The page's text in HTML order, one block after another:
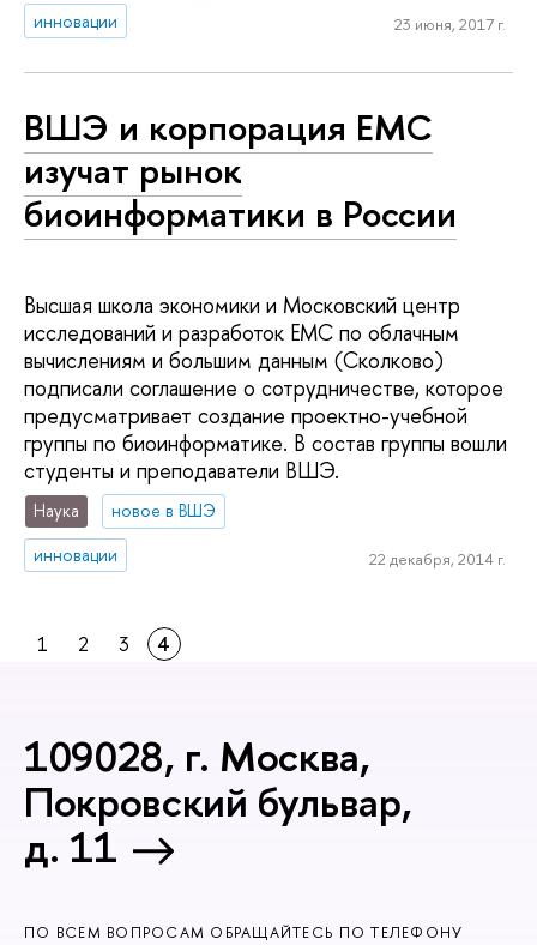
инновации
23 июня, 2017 г.
ВШЭ и корпорация EMC
изучат рынок
биоинформатики в России
Высшая школа экономики и Московский центр
исследований и разработок ЕМС по облачным
вычислениям и большим данным (Сколково)
подписали соглашение о сотрудничестве, которое
предусматривает создание проектно-учебной
группы по биоинформатике. В состав группы вошли
студенты и преподаватели ВШЭ.
Наука
новое в ВШЭ
инновации
22 декабря, 2014 г.
1 2 3 4
109028, г. Москва,
Покровский бульвар,
д. 11
ПО ВСЕМ ВОПРОСАМ ОБРАЩАЙТЕСЬ ПО ТЕЛЕФОНУ